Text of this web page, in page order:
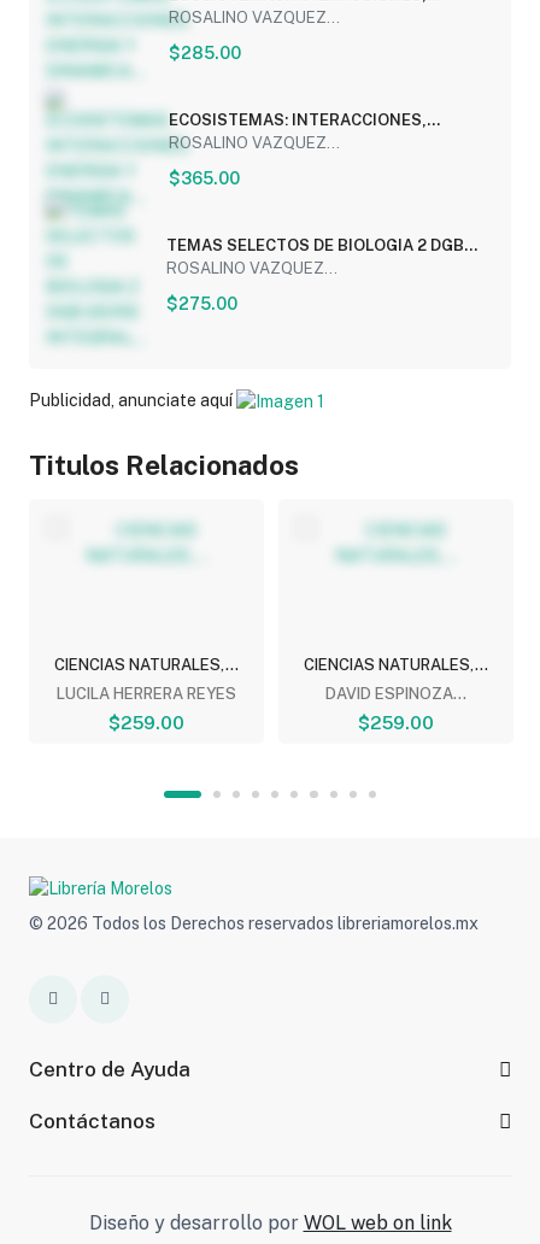
ENERGIA Y DINAMICA...
ROSALINO VAZQUEZ...
$285.00
ECOSISTEMAS: INTERACCIONES,
ENERGIA Y DINAMICA...
ROSALINO VAZQUEZ...
$365.00
TEMAS SELECTOS DE BIOLOGIA 2 DGB
(SERIE INTEGRAL...
ROSALINO VAZQUEZ...
$275.00
Publicidad, anunciate aquí
Titulos Relacionados
CIENCIAS NATURALES,...
LUCILA HERRERA REYES
$259.00
CIENCIAS NATURALES,...
DAVID ESPINOZA...
$259.00
© 2026 Todos los Derechos reservados libreriamorelos.mx
Centro de Ayuda
Contáctanos
Diseño y desarrollo por WOL web on link